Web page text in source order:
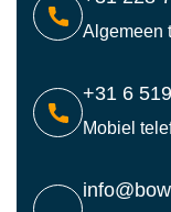
Algemeen
+31 6
Mobiel